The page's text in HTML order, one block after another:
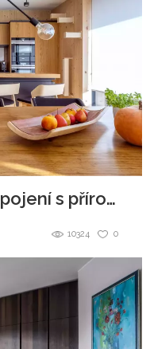
Vzdušná kuchyně ve spojení s přírodou
0
10324